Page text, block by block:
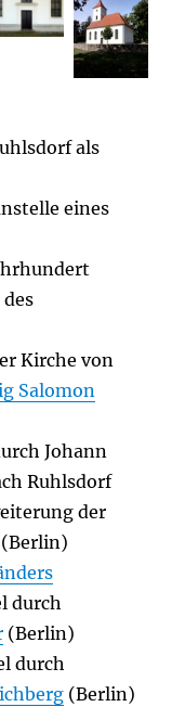
als
eines
Kirche von
Salomon
Johann
Ruhlsdorf
der
(Berlin)
durch
(Berlin)
durch
(Berlin)